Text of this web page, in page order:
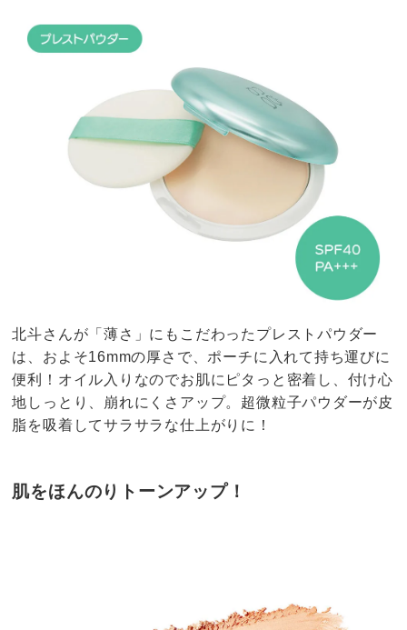
北斗さんが「薄さ」にもこだわったプレストパウダー
は、およそ16mmの厚さで、ポーチに入れて持ち運びに
便利！オイル入りなのでお肌にピタっと密着し、付け心
地しっとり、崩れにくさアップ。超微粒子パウダーが皮
脂を吸着してサラサラな仕上がりに！
肌をほんのりトーンアップ！